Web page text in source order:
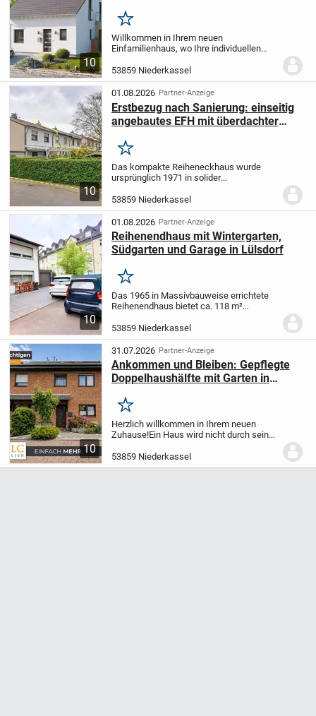
10
Merken
Willkommen in Ihrem neuen
Einfamilienhaus, wo Ihre individuellen
werden! Dieses projektiertes Haus bietet
Ihnen mit 4 Zimmern und einer
großzügigen Wohnfläche...
53859 Niederkassel
10
01.08.2026 Partner-Anzeige
Erstbezug nach Sanierung: einseitig
angebautes EFH mit überdachter
Merken
Das kompakte Reiheneckhaus wurde
ursprünglich 1971 in solider
großen Grundstück errichtet. 1977 wurde
die seitlich angrenzende Garage um die
Länge einer zweiten Garage...
53859 Niederkassel
10
01.08.2026 Partner-Anzeige
Reihenendhaus mit Wintergarten,
Südgarten und Garage in Lülsdorf
Merken
Das 1965 in Massivbauweise errichtete
Reihenendhaus bietet ca. 118 m²
Grundstück umfasst ca. 302 m², hinzu
kommen ca. 54 m² Nutzfläche. Damit
eignet sich die Immobilie...
53859 Niederkassel
10
31.07.2026 Partner-Anzeige
Ankommen und Bleiben: Gepflegte
Doppelhaushälfte mit Garten in
Merken
Herzlich willkommen in Ihrem neuen
Zuhause!Ein Haus wird nicht durch seine
Leben, das sich in ihm entfaltet. Diese
gepflegte Doppelhaushälfte ist genau
53859 Niederkassel